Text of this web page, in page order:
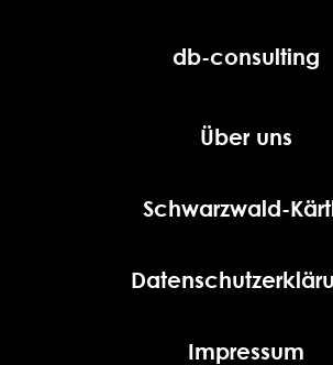
db-consulting
Über uns
Schwarzwald-
Impressum